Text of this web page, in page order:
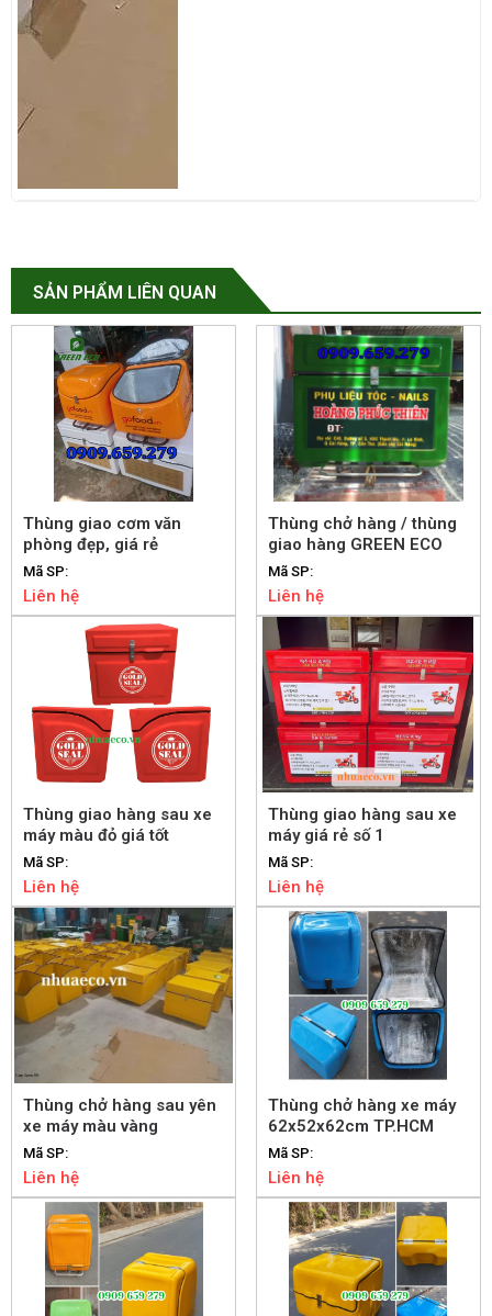
SẢN PHẨM LIÊN QUAN
Thùng giao cơm văn
phòng đẹp, giá rẻ
Mã SP:
Liên hệ
Thùng chở hàng / thùng
giao hàng GREEN ECO
Mã SP:
Liên hệ
Thùng giao hàng sau xe
máy màu đỏ giá tốt
Mã SP:
Liên hệ
Thùng giao hàng sau xe
máy giá rẻ số 1
Mã SP:
Liên hệ
Thùng chở hàng sau yên
xe máy màu vàng
Mã SP:
Liên hệ
Thùng chở hàng xe máy
62x52x62cm TP.HCM
Mã SP:
Liên hệ